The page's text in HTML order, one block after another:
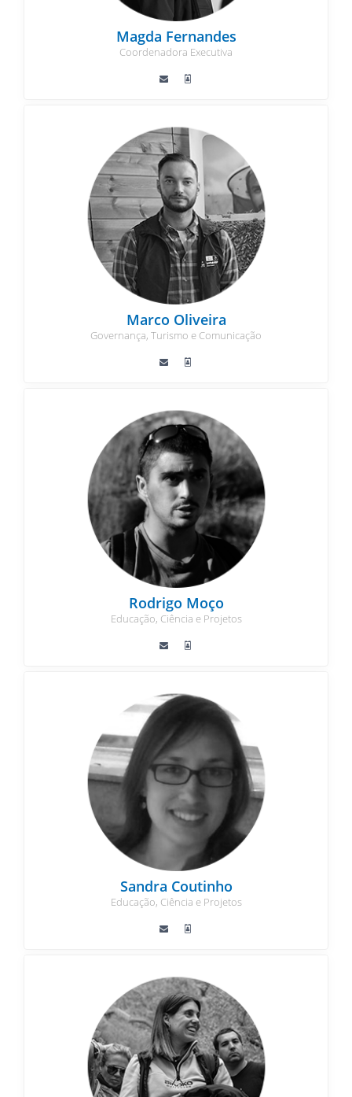
Magda Fernandes
Coordenadora Executiva
Marco Oliveira
Governança, Turismo e Comunicação
Rodrigo Moço
Educação, Ciência e Projetos
Sandra Coutinho
Educação, Ciência e Projetos